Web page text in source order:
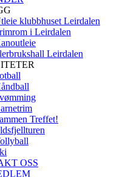
klubbhuset Leirdalen
i Leirdalen
Leirdalen
Treffet!
OSS